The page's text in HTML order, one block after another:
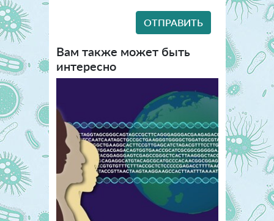
Вам также может быть
интересно